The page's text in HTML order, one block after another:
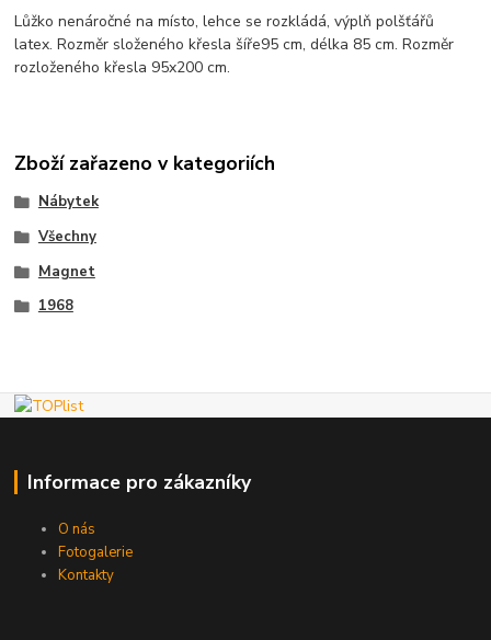
Lůžko nenáročné na místo, lehce se rozkládá, výplň polšťářů
latex. Rozměr složeného křesla šíře95 cm, délka 85 cm. Rozměr
rozloženého křesla 95x200 cm.
Zboží zařazeno v kategoriích
Nábytek
Všechny
Magnet
1968
Informace pro zákazníky
O nás
Fotogalerie
Kontakty